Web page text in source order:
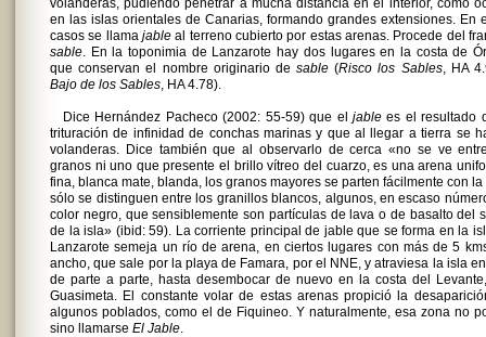
volanderas, pudiendo penetrar a mucha distancia en el interior, como
en las islas orientales de Canarias, formando grandes extensiones. En
casos se llama jable al terreno cubierto por estas arenas. Procede del
sable. En la toponimia de Lanzarote hay dos lugares en la costa de
que conservan el nombre originario de sable (Risco los Sables, HA
Bajo de los Sables, HA 4.78).
Dice Hernández Pacheco (2002: 55-59) que el jablees el resultado
trituración de infinidad de conchas marinas y que al llegar a tierra se
volanderas. Dice también que al observarlo de cerca «no se ve
granos ni uno que presente el brillo vítreo del cuarzo, es una arena
fina, blanca mate, blanda, los granos mayores se parten fácilmente con la
sólo se distinguen entre los granillos blancos, algunos, en escaso
color negro, que sensiblemente son partículas de lava o de basalto del
de la isla» (ibid: 59). La corriente principal de jable que se forma en la
Lanzarote semeja un río de arena, en ciertos lugares con más de 5
ancho, que sale por la playa de Famara, por el NNE, y atraviesa la isla
de parte a parte, hasta desembocar de nuevo en la costa del
Guasimeta. El constante volar de estas arenas propició la
algunos poblados, como el de Fiquineo. Y naturalmente, esa zona no
sino llamarse El Jable.